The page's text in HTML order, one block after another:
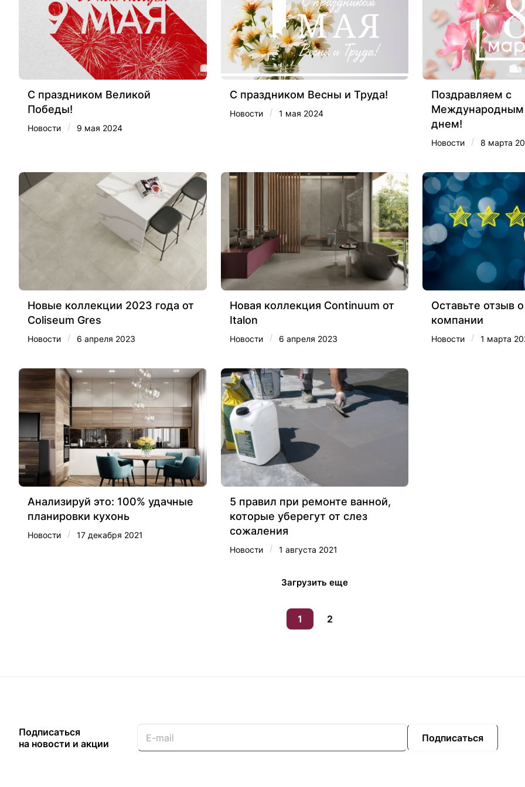
С праздником Великой
Победы!
Новости / 9 мая 2024
С праздником Весны и Труда!
Новости / 1 мая 2024
Поздравляем с
днем!
Новости / 8 марта
Новые коллекции 2023 года от
Coliseum Gres
Новости / 6 апреля 2023
Новая коллекция Continuum от
Italon
Новости / 6 апреля 2023
Оставьте отзыв
компании
Новости / 1 марта
Анализируй это: 100% удачные
планировки кухонь
Новости / 17 декабря 2021
5 правил при ремонте ванной,
которые уберегут от слез
сожаления
Новости / 1 августа 2021
Загрузить еще
1 2
Подписаться
на новости и акции
Подписаться